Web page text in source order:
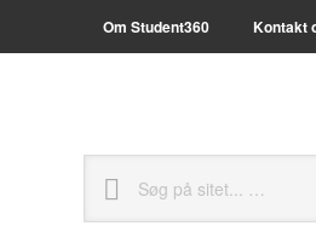
Om Student360 Kontakt